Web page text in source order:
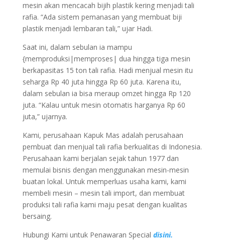
mesin akan mencacah bijih plastik kering menjadi tali
rafia. “Ada sistem pemanasan yang membuat biji
plastik menjadi lembaran tali,” ujar Hadi.
Saat ini, dalam sebulan ia mampu
{memproduksi|memproses| dua hingga tiga mesin
berkapasitas 15 ton tali rafia. Hadi menjual mesin itu
seharga Rp 40 juta hingga Rp 60 juta. Karena itu,
dalam sebulan ia bisa meraup omzet hingga Rp 120
juta. “Kalau untuk mesin otomatis harganya Rp 60
juta,” ujarnya.
Kami, perusahaan Kapuk Mas adalah perusahaan
pembuat dan menjual tali rafia berkualitas di Indonesia.
Perusahaan kami berjalan sejak tahun 1977 dan
memulai bisnis dengan menggunakan mesin-mesin
buatan lokal. Untuk memperluas usaha kami, kami
membeli mesin – mesin tali import, dan membuat
produksi tali rafia kami maju pesat dengan kualitas
bersaing.
Hubungi Kami untuk Penawaran Special disini.